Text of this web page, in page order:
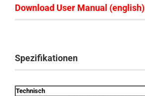
Download User Manual (english)
Spezifikationen
Technisch